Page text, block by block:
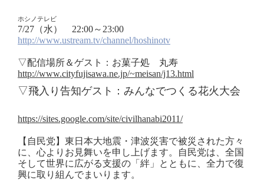
ホシノテレビ
7/27（水） 22:00～23:00
http://www.ustream.tv/channel/hoshinotv
▽配信場所＆ゲスト：お菓子処 丸寿
http://www.cityfujisawa.ne.jp/~meisan/j13.html
▽飛入り告知ゲスト：みんなでつくる花火大会
https://sites.google.com/site/civilhanabi2011/
【自民党】東日本大地震・津波災害で被災された方々
に、心よりお見舞いを申し上げます。自民党は、全国
そして世界に広がる支援の「絆」とともに、全力で復
興に取り組んでまいります。